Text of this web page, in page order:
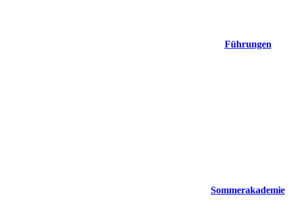
Führungen
Sommerakademie